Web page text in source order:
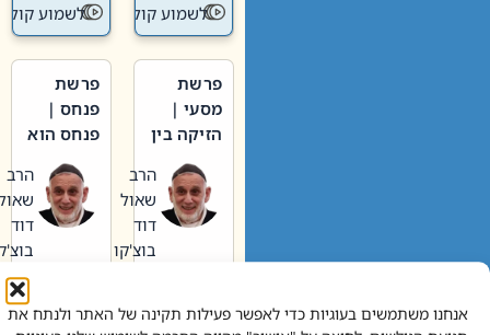
אנחנו משתמשים בעוגיות כדי לאפשר פעילות תקינה של האתר ולנתח את
לשמוע קול תורה – מדרש
לשמוע קול
פרשת
מסעי |
הזיקה בין
הגדול לעם הרב
שאול
דוד
בוצ'קו
לשמוע קול תורה – מדרש
פרשת
פנחס |
פנחס הוא
אליהו: בין
קנאות
הורסת
לקנאות
בונה
הרב
שאול
דוד
בוצ'קו
לשמוע קול